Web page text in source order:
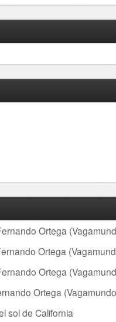
Ortega
Ortega
Ortega
Ortega
sol de California